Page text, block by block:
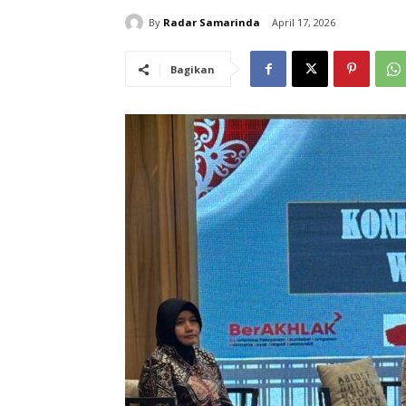
By Radar Samarinda April 17, 2026
Bagikan